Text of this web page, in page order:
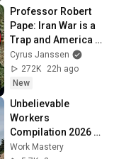
Professor Robert
Pape: Iran War is a
Trap and America
Has No Way Out!
Cyrus Janssen
272K
22h ago
New
Unbelievable
Workers
Compilation 2026 |
Working with
Work Mastery